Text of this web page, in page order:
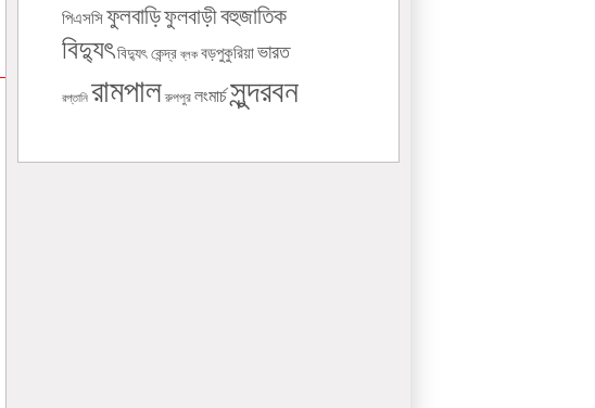
পিএসসিফুলবাড়িফুলবাড়ীবহুজাতিক
বিদ্যুৎ বিদ্যুৎ কেন্দ্র ব্লক বড়পুকুরিয়াভারত
রপ্তানি রামপাল রুপপুর লংমার্চসুন্দরবন